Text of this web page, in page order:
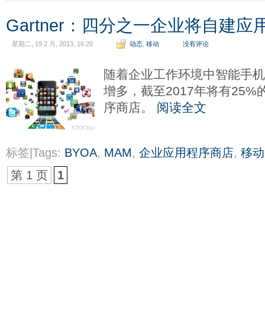
Gartner：四分之一企业将自建应
星期二, 19 2 月, 2013, 16:20 动态 移动 没有评论
随着企业工作环境中智能手
增多，截至2017年将有25%
序商店。 阅读全文
标签|Tags: BYOA, MAM, 企业应用程序商店, 移
第 1 页
1